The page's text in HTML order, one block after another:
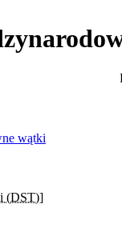
wątki
(DST)]